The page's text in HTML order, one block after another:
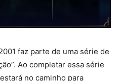
faz parte de uma série de
Ao completar essa série
no caminho para